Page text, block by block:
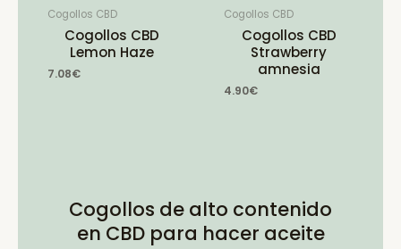
Cogollos CBD
Cogollos CBD
Lemon Haze
7.08€
Cogollos CBD
Cogollos CBD
Strawberry
amnesia
4.90€
Cogollos de alto contenido
en CBD para hacer aceite